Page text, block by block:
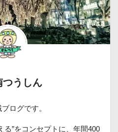
つうしん
ログです。
る”をコンセプトに、年間400